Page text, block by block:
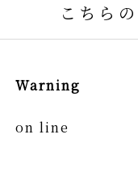
こちら
Warning
on line